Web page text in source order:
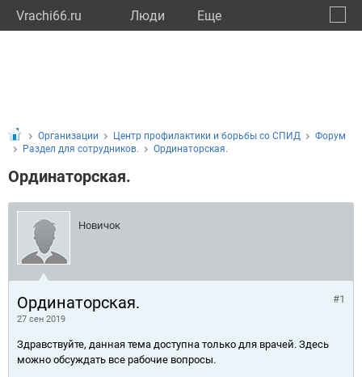
Vrachi66.ru Люди Eще
Организации Центр профилактики и борьбы со СПИД
Форум
Раздел для сотрудников.
Ординаторская.
Ординаторская.
Новичок
Ординаторская.
27 сен 2019
#1
Здравствуйте, данная тема доступна только для врачей. Здесь
можно обсуждать все рабочие вопросы.